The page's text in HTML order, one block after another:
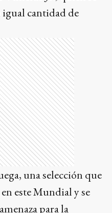
Jr., quien se
cantidad de
una selección que
este Mundial y se